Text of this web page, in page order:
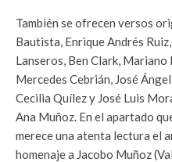
También se ofrecen versos
Bautista, Enrique Andrés
Lanseros, Ben Clark, Mariano
Mercedes Cebrián, José
Cecilia Quílez y José Luis
Ana Muñoz. En el apartado
merece una atenta lectura el
homenaje a Jacobo Muñoz